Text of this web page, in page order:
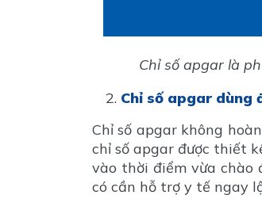
Chỉ số apgar là
Chỉ số apgar dùng
Chỉ số apgar không
chỉ số apgar được thiết
vào thời điểm vừa chào
có cần hỗ trợ y tế ngay